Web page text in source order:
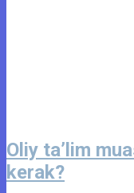
Oliy ta’lim
kerak?